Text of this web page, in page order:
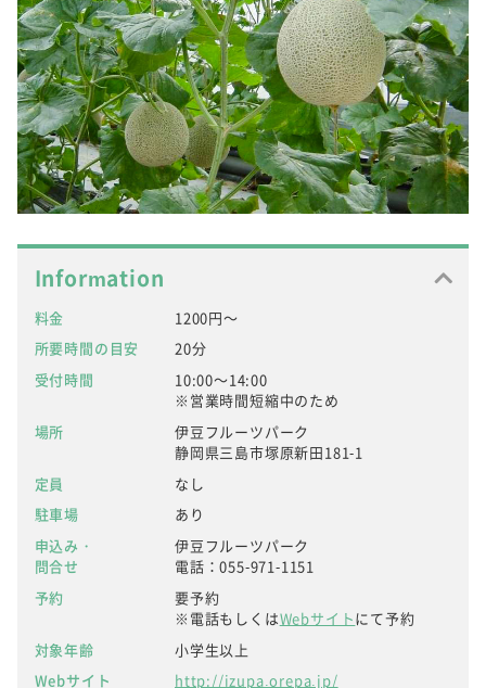
Information
料金
1200円～
所要時間の目安
20分
受付時間
10:00～14:00
※営業時間短縮中のため
場所
伊豆フルーツパーク
静岡県三島市塚原新田181-1
定員
なし
駐車場
あり
申込み・
問合せ
伊豆フルーツパーク
電話：055-971-1151
予約
要予約
※電話もしくはWebサイトにて予約
対象年齢
小学生以上
Webサイト
http://izupa.orepa.jp/